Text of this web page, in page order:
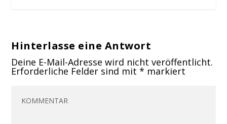
Hinterlasse eine Antwort
Deine E-Mail-Adresse wird nicht veröffentlicht.
Erforderliche Felder sind mit* markiert